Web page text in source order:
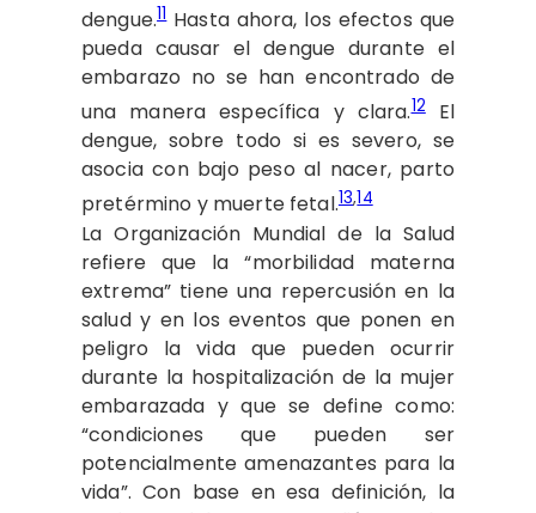
dengue.11Hasta ahora, los efectos que
pueda causar el dengue durante el
embarazo no se han encontrado de
una manera específica y clara.12El
dengue, sobre todo si es severo, se
asocia con bajo peso al nacer, parto
pretérmino y muerte fetal.13,14
La Organización Mundial de la Salud
refiere que la “morbilidad materna
extrema” tiene una repercusión en la
salud y en los eventos que ponen en
peligro la vida que pueden ocurrir
durante la hospitalización de la mujer
embarazada y que se define como:
“condiciones que pueden ser
potencialmente amenazantes para la
vida”. Con base en esa definición, la